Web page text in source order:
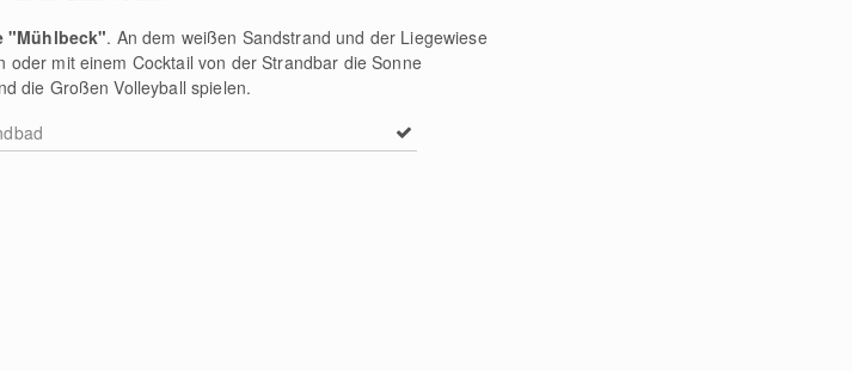
"Mühlbeck". An dem weißen Sandstrand und der Liegewiese
mit einem Cocktail von der Strandbar die Sonne
die Großen Volleyball spielen.